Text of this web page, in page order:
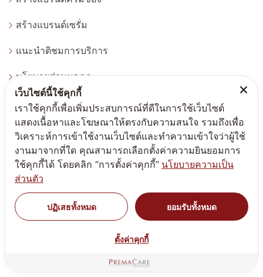
สร้างแบรนด์เซรั่ม
แนะนำติชมการบริการ
นโยบายส่วนบุคคล
สร้างทำแบรนด์ดูดวงด้วยชื่อมงคล
เลือกสูตรผลิตครีมผลิตอาหารเสริม
จำหน่ายแคปซูลเปล่า
นัดหมายเข้ารับคำปรึกษา
กฎหมายต้องรู้สร้างแบรนด์ทำแบรนด์
บทความน่ารู้สร้างแบรนด์ ทำแบรนด์
โปรโมชั่นผลิตสร้างแบรนด์
เว็บไซต์นี้ใช้คุกกี้
เราใช้คุกกี้เพื่อเพิ่มประสบการณ์ที่ดีในการใช้เว็บไซต์
แสดงเนื้อหาและโฆษณาให้ตรงกับความสนใจ รวมถึงเพื่อ
วิเคราะห์การเข้าใช้งานเว็บไซต์และทำความเข้าใจว่าผู้ใช้
งานมาจากที่ใด คุณสามารถเลือกตั้งค่าความยินยอมการ
ใช้คุกกี้ได้ โดยคลิก “การตั้งค่าคุกกี้” นโยบายความเป็น
ส่วนตัว
ปฏิเสธทั้งหมด ยอมรับทั้งหมด
ตั้งค่าคุกกี้